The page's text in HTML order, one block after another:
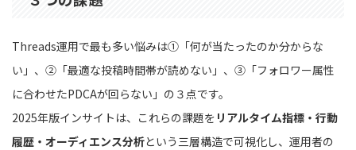
Threads運用で最も多い悩みは①「何が当たったのか分からな
い」、②「最適な投稿時間帯が読めない」、③「フォロワー属性
に合わせたPDCAが回らない」の３点です。
2025年版インサイトは、これらの課題を リアルタイム指標・行動
履歴・オーディエンス分析という三層構造で可視化し、運用者の